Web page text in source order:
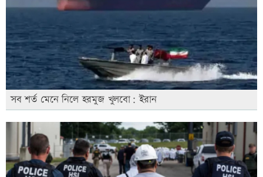
সব শর্ত মেনে নিলে হরমুজ খুলবো: ইরান